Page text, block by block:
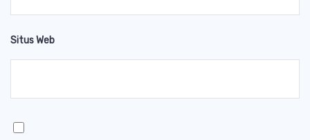
Situs Web